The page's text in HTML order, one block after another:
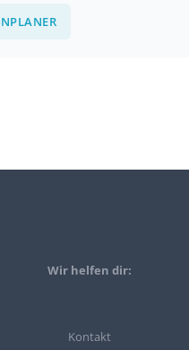
Wir helfen dir:
Kontakt